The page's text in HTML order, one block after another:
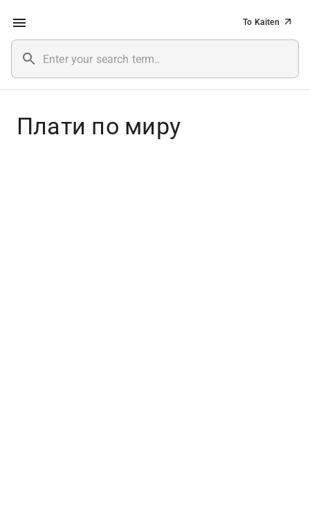
To Kaiten
Плати по миру